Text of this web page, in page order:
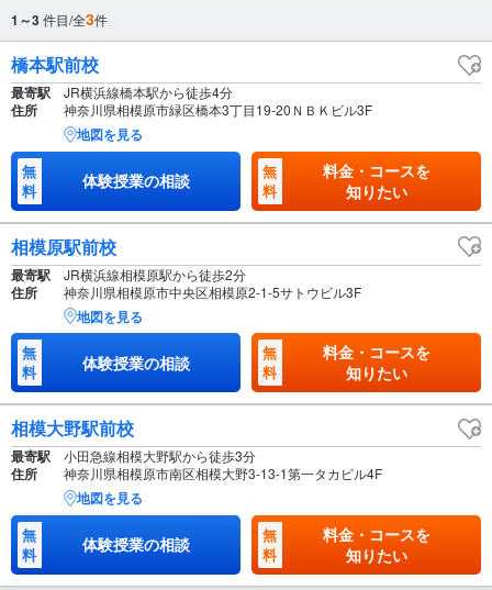
1～3件目/全3件
橋本駅前校
最寄駅 JR横浜線橋本駅から徒歩4分
住所 神奈川県相模原市緑区橋本3丁目19-20ＮＢＫビル3F
地図を見る
無
料
体験授業の相談
無
料
料金・コースを
知りたい
相模原駅前校
最寄駅 JR横浜線相模原駅から徒歩2分
住所 神奈川県相模原市中央区相模原2-1-5サトウビル3F
地図を見る
無
料
体験授業の相談
無
料
料金・コースを
知りたい
相模大野駅前校
最寄駅 小田急線相模大野駅から徒歩3分
住所 神奈川県相模原市南区相模大野3-13-1第一タカビル4F
地図を見る
無
料
体験授業の相談
無
料
料金・コースを
知りたい